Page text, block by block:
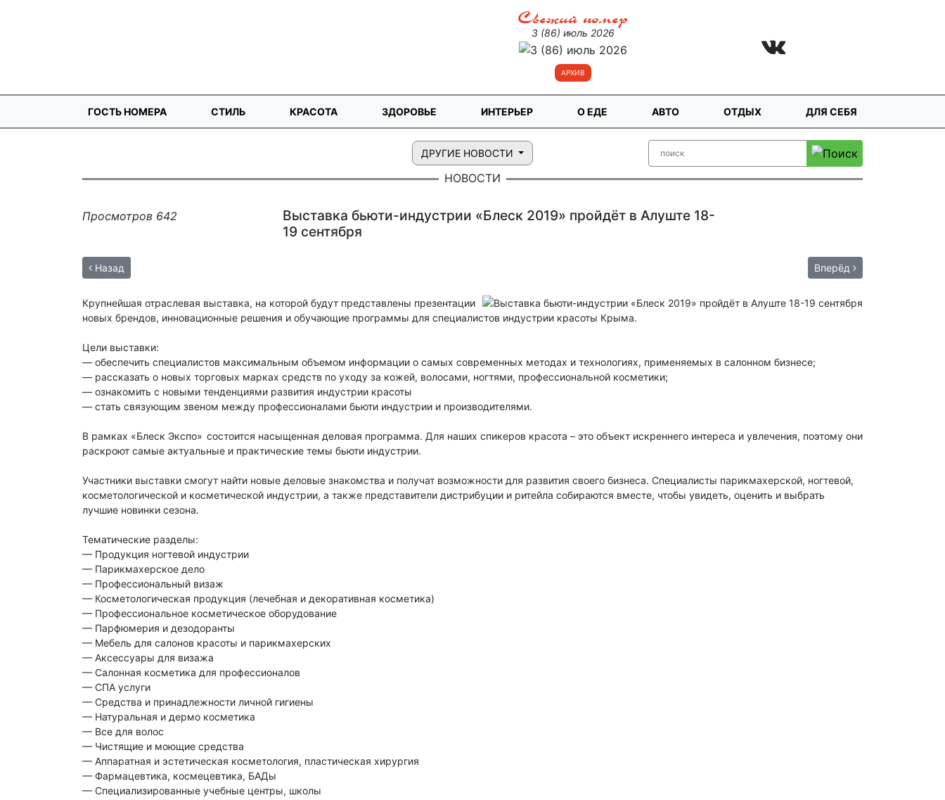
Свежий номер
3 (86) июль 2026
АРХИВ
ГОСТЬ НОМЕРА СТИЛЬ КРАСОТА ЗДОРОВЬЕ ИНТЕРЬЕР О ЕДЕ АВТО ОТДЫХ ДЛЯ СЕБЯ
ДРУГИЕ НОВОСТИ
НОВОСТИ
Просмотров 642
Выставка бьюти-индустрии «Блеск 2019» пройдёт в Алуште 18-
19 сентября
Назад Вперёд
Крупнейшая отраслевая выставка, на которой будут представлены презентации
новых брендов, инновационные решения и обучающие программы для специалистов индустрии красоты Крыма.
Цели выставки:
— обеспечить специалистов максимальным объемом информации о самых современных методах и технологиях, применяемых в салонном бизнесе;
— рассказать о новых торговых марках средств по уходу за кожей, волосами, ногтями, профессиональной косметики;
— ознакомить с новыми тенденциями развития индустрии красоты
— стать связующим звеном между профессионалами бьюти индустрии и производителями.
В рамках «Блеск Экспо» состоится насыщенная деловая программа. Для наших спикеров красота – это объект искреннего интереса и увлечения, поэтому они
раскроют самые актуальные и практические темы бьюти индустрии.
Участники выставки смогут найти новые деловые знакомства и получат возможности для развития своего бизнеса. Специалисты парикмахерской, ногтевой,
косметологической и косметической индустрии, а также представители дистрибуции и ритейла собираются вместе, чтобы увидеть, оценить и выбрать
лучшие новинки сезона.
Тематические разделы:
— Продукция ногтевой индустрии
— Парикмахерское дело
— Профессиональный визаж
— Косметологическая продукция (лечебная и декоративная косметика)
— Профессиональное косметическое оборудование
— Парфюмерия и дезодоранты
— Мебель для салонов красоты и парикмахерских
— Аксессуары для визажа
— Салонная косметика для профессионалов
— СПА услуги
— Средства и принадлежности личной гигиены
— Натуральная и дермо косметика
— Все для волос
— Чистящие и моющие средства
— Аппаратная и эстетическая косметология, пластическая хирургия
— Фармацевтика, космецевтика, БАДы
— Специализированные учебные центры, школы